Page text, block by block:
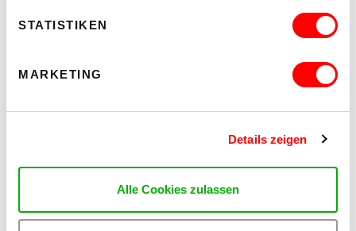
STATISTIKEN
MARKETING
Details zeigen
Alle Cookies zulassen
Mi 12.8.2026